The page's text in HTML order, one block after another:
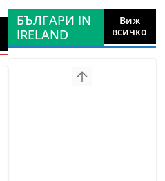
БЪЛГАРИ IN
IRELAND
Виж
всичко